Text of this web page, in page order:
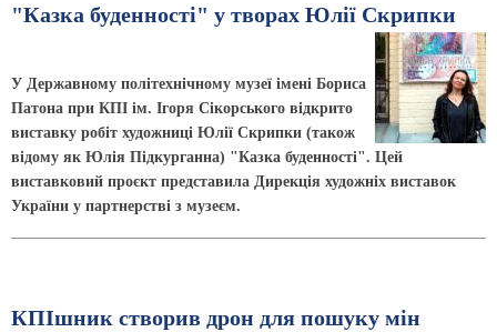
"Казка буденності" у творах Юлії Скрипки
У Державному політехнічному музеї імені Бориса
Патона при КПІ ім. Ігоря Сікорського відкрито
виставку робіт художниці Юлії Скрипки (також
відому як Юлія Підкурганна) "Казка буденності". Цей
виставковий проєкт представила Дирекція художніх виставок
України у партнерстві з музеєм.
КПІшник створив дрон для пошуку мін